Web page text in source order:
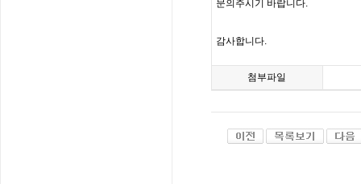
문의주시기 바랍니다.
감사합니다.
첨부파일